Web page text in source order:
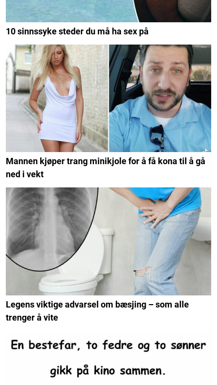
10 sinnssyke steder du må ha sex på
Mannen kjøper trang minikjole for å få kona til å gå
ned i vekt
Legens viktige advarsel om bæsjing – som alle
trenger å vite